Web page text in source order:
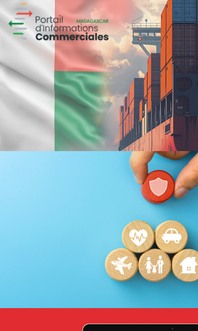
Magic hôtels
Tourisme
Growth Marketing
Marketing Digital & Com 360°
Plateformes digitales
Stratégie Social Media
Activation digitale & média
Applications Mobiles
Web, Intranet et Extranet
Brand Content